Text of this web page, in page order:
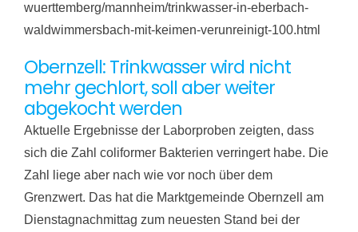
wuerttemberg/mannheim/trinkwasser-in-eberbach-
waldwimmersbach-mit-keimen-verunreinigt-100.html
Obernzell: Trinkwasser wird nicht
mehr gechlort, soll aber weiter
abgekocht werden
Aktuelle Ergebnisse der Laborproben zeigten, dass
sich die Zahl coliformer Bakterien verringert habe. Die
Zahl liege aber nach wie vor noch über dem
Grenzwert. Das hat die Marktgemeinde Obernzell am
Dienstagnachmittag zum neuesten Stand bei der